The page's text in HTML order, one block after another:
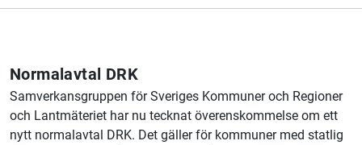
Normalavtal DRK
Samverkansgruppen för Sveriges Kommuner och Regioner
och Lantmäteriet har nu tecknat överenskommelse om ett
nytt normalavtal DRK. Det gäller för kommuner med statlig